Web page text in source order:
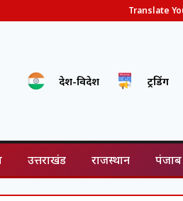
Translate
देश-विदेश ट्रेंडिंग
उत्तराखंड राजस्थान पंजाब